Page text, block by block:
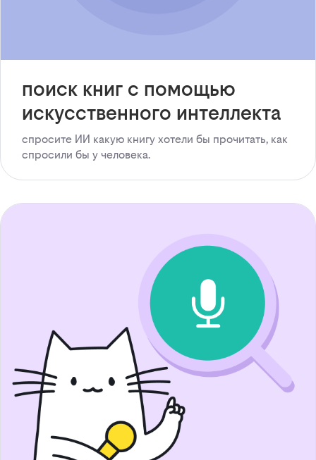
поиск книг с помощью
искусственного интеллекта
спросите ИИ какую книгу хотели бы прочитать, как
спросили бы у человека.